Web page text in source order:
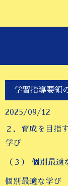
学習指導要領
2025/09/12
２．育成を目指
学び
（３） 個別最
個別最適な学び